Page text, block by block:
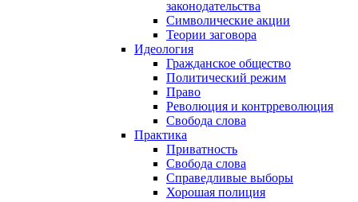
законодательства
Символические акции
Теории заговора
Идеология
Гражданское общество
Политический режим
Право
Революция и контрреволюция
Свобода слова
Практика
Приватность
Свобода слова
Справедливые выборы
Хорошая полиция